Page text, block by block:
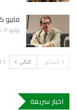
فابيو
يوليو 9, 2026
السابق التالي 1 od 2 |
اخبار سريعة